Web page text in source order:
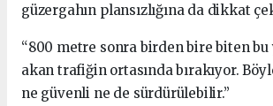
güzergahın plansızlığına da dikkat
“800 metre sonra birden bire biten
akan trafiğin ortasında bırakıyor.
ne güvenli ne de sürdürülebilir.”